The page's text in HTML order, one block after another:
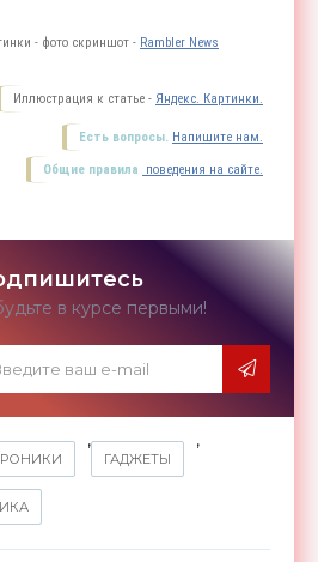
- фото скриншот - Rambler News
Иллюстрация к статье - Яндекс. Картинки.
Есть вопросы. Напишите нам.
Общие правила поведения на сайте.
в курсе первыми!
,
ГАДЖЕТЫ
,